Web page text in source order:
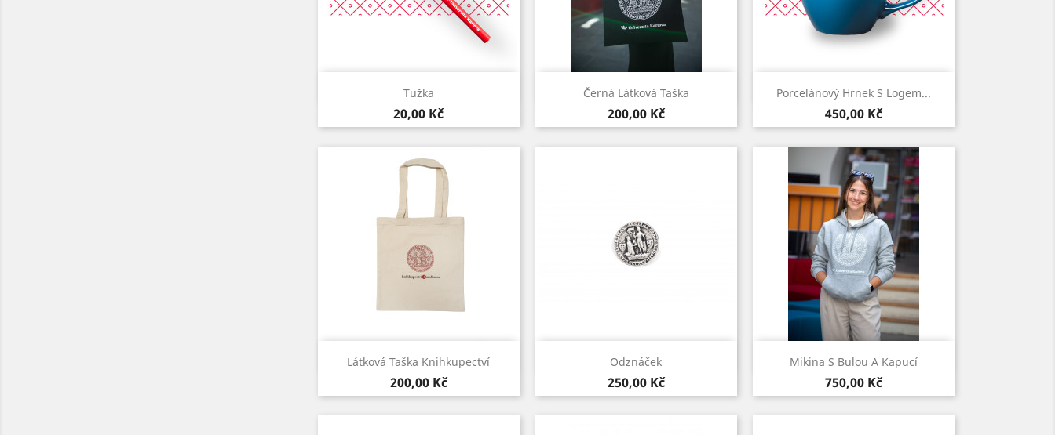
Tužka
Cena
20,00 Kč
Rychlý náhled
ČervenáČerná
Černá Látková Taška
Cena
200,00 Kč
Rychlý náhled Porcelánový Hrnek S Logem...
Cena
450,00 Kč
Rychlý náhled
ČernáModrá
Látková Taška Knihkupectví
Cena
200,00 Kč
 Rychlý náhled Odznáček
Cena
250,00 Kč
Rychlý náhled Mikina S Bulou A Kapucí
Cena
750,00 Kč
Rychlý náhled
ŠedáČernáNavy-
darkčerveň